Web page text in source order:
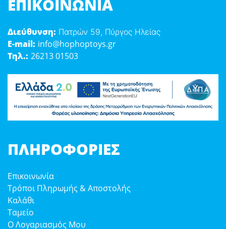
ΕΠΙΚΟΙΝΩΝΊΑ
Διεύθυνση: Πατρών 59, Πύργος Ηλείας
E-mail: info@hophoptoys.gr
Τηλ.: 26213 01503
ΠΛΗΡΟΦΟΡΊΕΣ
Επικοινωνία
Τρόποι Πληρωμής & Αποστολής
Καλάθι
Ταμείο
Ο Λογαριασμός Μου